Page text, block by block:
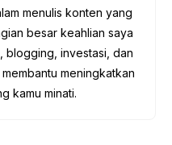
menulis konten yang
besar keahlian saya
blogging, investasi, dan
meningkatkan
kamu minati.